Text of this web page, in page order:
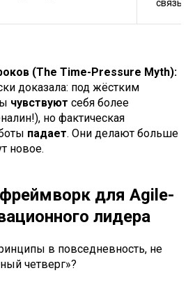
(The Time-Pressure Myth):
доказала: под жёстким
чувствуют себя более
но фактическая
падает. Они делают больше
новое.
для Agile-
лидера
в повседневность, не
четверг»?